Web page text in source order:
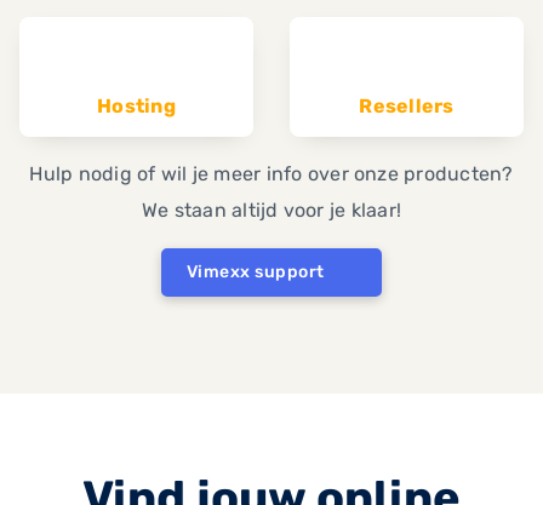
Hosting Resellers
Hulp nodig of wil je meer info over onze producten?
We staan altijd voor je klaar!
Vimexx support